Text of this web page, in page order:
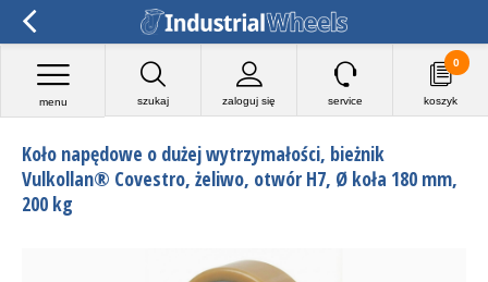
szukaj zaloguj się
menu service koszyk
0
Koło napędowe o dużej wytrzymałości, bieżnik
Vulkollan® Covestro, żeliwo, otwór H7, Ø koła 180 mm,
200 kg